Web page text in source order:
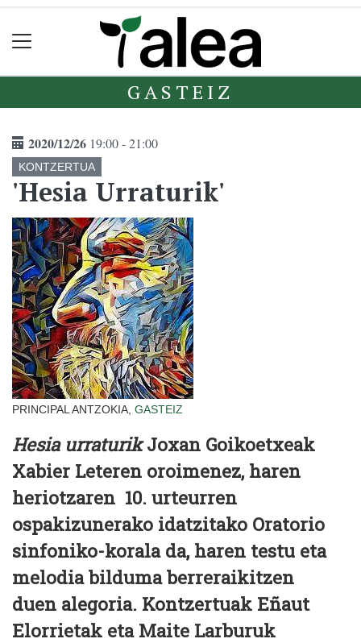
GASTEIZ
2020/12/26 19:00 - 21:00
KONTZERTUA
'Hesia Urraturik'
PRINCIPAL ANTZOKIA, GASTEIZ
Hesia urraturikJoxan Goikoetxeak
Xabier Leteren oroimenez, haren
heriotzaren 10. urteurren
ospakizunerako idatzitako Oratorio
sinfoniko-korala da, haren testu eta
melodia bilduma berreraikitzen
duen alegoria. Kontzertuak Eñaut
Elorrietak eta Maite Larburuk